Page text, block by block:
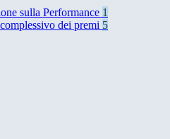
sulla Performance 1
dei premi 5